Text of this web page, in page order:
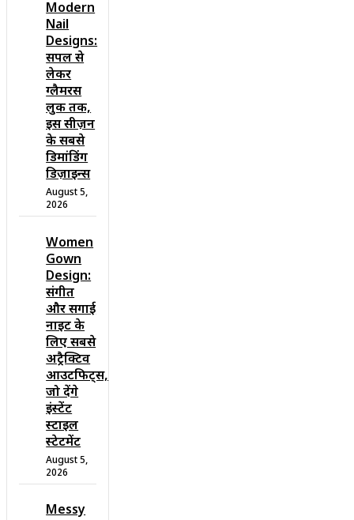
Modern
Nail
Designs:
सिंपल से
लेकर
ग्लैमरस
लुक तक,
इस सीज़न
के सबसे
डिमांडिंग
डिज़ाइन्स
August 5,
2026
Women
Gown
Design:
संगीत
और सगाई
नाइट के
लिए सबसे
अट्रैक्टिव
आउटफिट्स,
जो देंगे
इंस्टेंट
स्टाइल
स्टेटमेंट
August 5,
2026
Messy